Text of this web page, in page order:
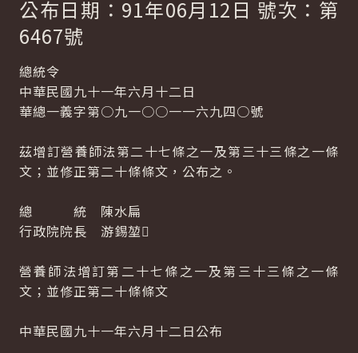
公布日期：91年06月12日 號次：第
6467號
總統令
中華民國九十一年六月十二日
華總一義字第○九一○○一一六九四○號
茲增訂營養師法第二十七條之一及第三十三條之一條
文；並修正第二十條條文，公布之。
總 統 陳水扁
行政院院長 游錫堃
營養師法增訂第二十七條之一及第三十三條之一條
文；並修正第二十條條文
中華民國九十一年六月十二日公布